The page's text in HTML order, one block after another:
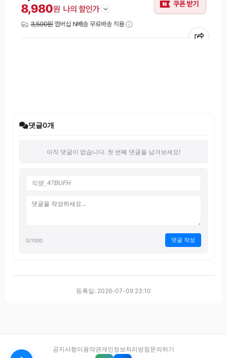
댓글0개
아직 댓글이 없습니다. 첫 번째 댓글을 남겨보세요!
0/1000 댓글 작성
등록일: 2026-07-09 23:10
공지사항이용약관개인정보처리방침 문의하기